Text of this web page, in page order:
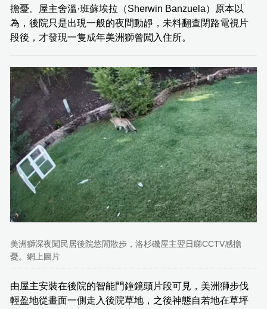
擔憂。屋主舍溫·班蘇埃拉（Sherwin Banzuela）原本以
為，後院只是出現一般的夜間動靜，未料翻查閉路電視片
段後，才發現一隻成年美洲獅曾闖入住所。
美洲獅深夜闖民居後院悠閒散步，洛杉磯屋主翌日睇CCTV感擔
憂。網上圖片
由屋主安裝在後院的智能門鐘鏡頭片段可見，美洲獅步伐
輕盈地從畫面一側走入後院草地，之後神態自若地在草坪